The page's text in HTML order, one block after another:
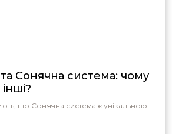
Сонячна система: чому
що Сонячна система є унікальною.